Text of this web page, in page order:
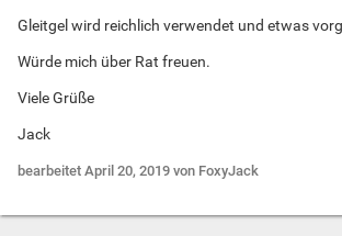
Gleitgel wird reichlich verwendet und etwas
Würde mich über Rat freuen.
Viele Grüße
Jack
bearbeitet April 20, 2019 von FoxyJack